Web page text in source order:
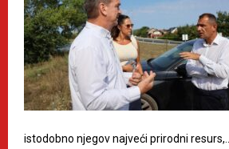
istodobno njegov najveći prirodni resurs,…